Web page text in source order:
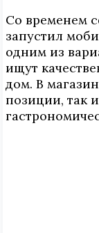
Со временем
запустил
одним из
ищут
дом. В
позиции, так